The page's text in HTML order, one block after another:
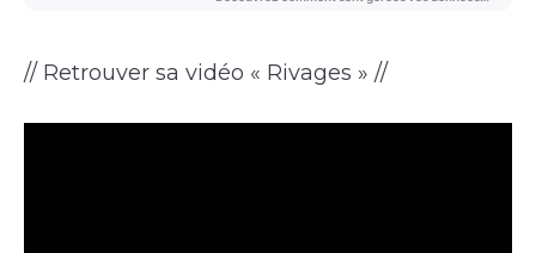
// Retrouver sa vidéo « Rivages » //